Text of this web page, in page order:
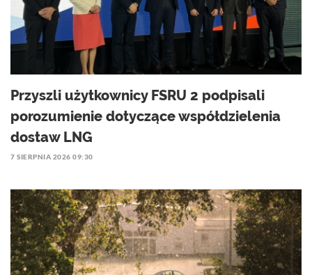
Przyszli użytkownicy FSRU 2 podpisali
porozumienie dotyczące współdzielenia
dostaw LNG
7 SIERPNIA 2026 09:30